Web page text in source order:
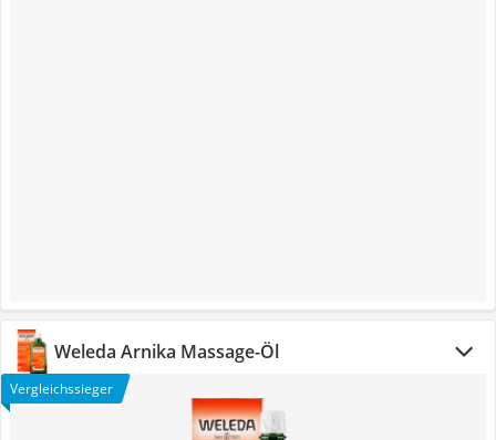
Weleda Arnika Massage-Öl
Vergleichssieger